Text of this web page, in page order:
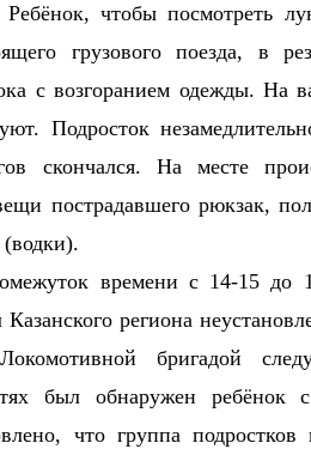
Ребёнок, чтобы посмотреть
грузового поезда, в
с возгоранием одежды. На
Подросток
скончался. Ha месте
пострадавшего рюкзак,
времени с 14-15
региона
бригадой
был обнаружен
что группа